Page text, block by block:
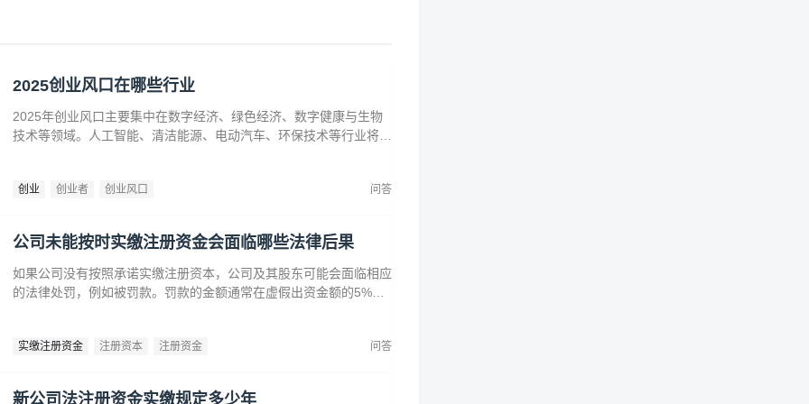
2025创业风口在哪些行业
2025年创业风口主要集中在数字经济、绿色经济、数字健康与生物
技术等领域。人工智能、清洁能源、电动汽车、环保技术等行业将迎
住这些前沿趋势，开拓新兴产业，创造商业价值。
创业 创业者 创业风口 问答
公司未能按时实缴注册资金会面临哪些法律后果
如果公司没有按照承诺实缴注册资本，公司及其股东可能会面临相应
的法律处罚，例如被罚款。罚款的金额通常在虚假出资金额的5%到
实缴注册资金 注册资本 注册资金 问答
新公司法注册资金实缴规定多少年